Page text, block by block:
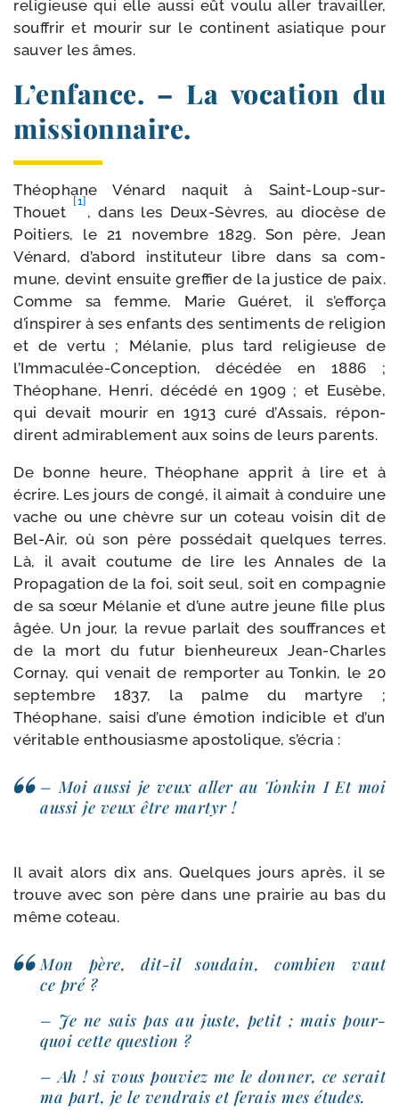
reli­gieuse qui elle aus­si eût vou­lu aller tra­vailler,
souf­frir et mou­rir sur le conti­nent asia­tique pour
sau­ver les âmes.
L’enfance. – La vocation du
missionnaire.
Théophane Vénard naquit à Saint-​Loup-​sur-​
Thouet
[1]
, dans les Deux-​Sèvres, au dio­cèse de
Poitiers, le 21 novembre 1829. Son père, Jean
Vénard, d’abord ins­ti­tu­teur libre dans sa com­
mune, devint ensuite gref­fier de la jus­tice de paix.
Comme sa femme, Marie Guéret, il s’efforça
d’inspirer à ses enfants des sen­ti­ments de reli­gion
et de ver­tu ; Mélanie, plus tard reli­gieuse de
l’Immaculée-Conception, décé­dée en 1886 ;
Théophane, Henri, décé­dé en 1909 ; et Eusèbe,
qui devait mou­rir en 1913 curé d’Assais, répon­
dirent admi­ra­ble­ment aux soins de leurs parents.
De bonne heure, Théophane apprit à lire et à
écrire. Les jours de congé, il aimait à conduire une
vache ou une chèvre sur un coteau voi­sin dit de
Bel-​Air, où son père pos­sé­dait quelques terres.
Là, il avait cou­tume de lire les Annales de la
Propagation de la foi, soit seul, soit en com­pa­gnie
de sa sœur Mélanie et d’une autre jeune fille plus
âgée. Un jour, la revue par­lait des souf­frances et
de la mort du futur bien­heu­reux Jean-​Charles
Cornay, qui venait de rem­por­ter au Tonkin, le 20
sep­tembre 1837, la palme du mar­tyre ;
Théophane, sai­si d’une émo­tion indi­cible et d’un
véri­table enthou­siasme apos­to­lique, s’écria :
– Moi aus­si je veux aller au Tonkin I Et moi
aus­si je veux être martyr !
Il avait alors dix ans. Quelques jours après, il se
trouve avec son père dans une prai­rie au bas du
même coteau.
Mon père, dit-​il sou­dain, com­bien vaut
ce pré ?
– Je ne sais pas au juste, petit ; mais pour­
quoi cette question ?
– Ah ! si vous pou­viez me le don­ner, ce serait
ma part, je le ven­drais et ferais mes études.